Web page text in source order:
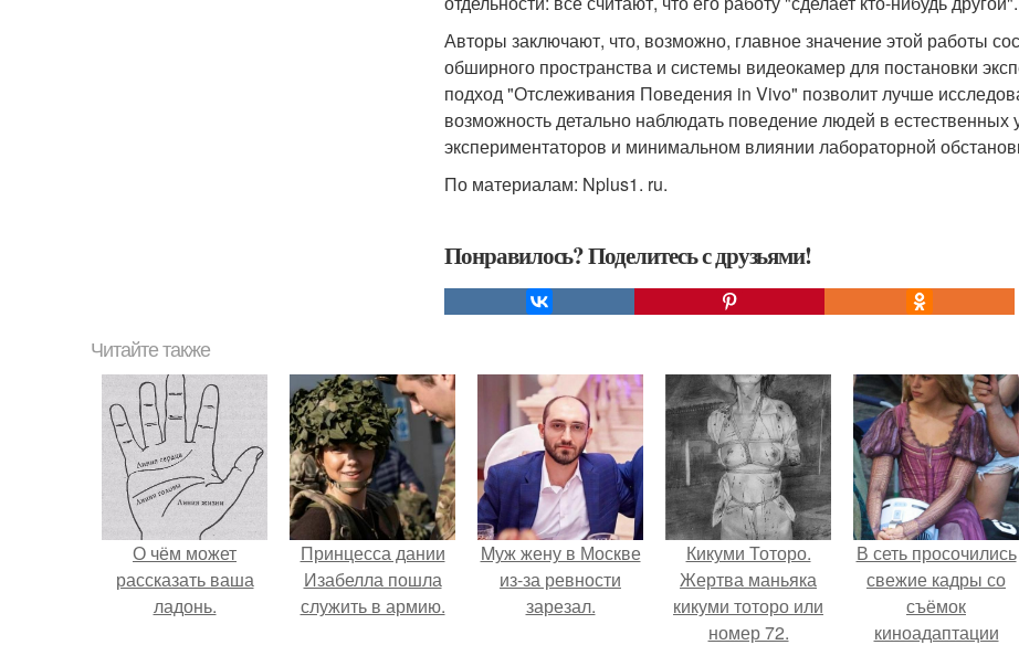
Авторы заключают, что, возможно, главное значение этой работы
обширного пространства и системы видеокамер для постановки
подход "Отслеживания Поведения in Vivo" позволит лучше
возможность детально наблюдать поведение людей в
экспериментаторов и минимальном влиянии лабораторной
По материалам: Nplus1. ru.
Понравилось? Поделитесь с друзьями!
Читайте также
О чём может
рассказать ваша
ладонь.
Принцесса дании
Изабелла пошла
служить в армию.
Mуж жену в Москве
из-за ревности
зарезал.
Кикуми Тоторо.
Жертва маньяка
кикуми тоторо или
номер 72.
В сеть просочились
свежие кадры со
съёмок
киноадаптации